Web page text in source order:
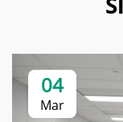
04
Mar